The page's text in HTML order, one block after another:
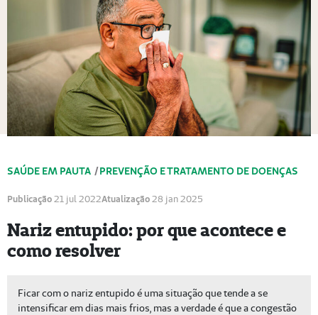
SAÚDE EM PAUTA /PREVENÇÃO E TRATAMENTO DE DOENÇAS
Publicação21 jul 2022Atualização28 jan 2025
Nariz entupido: por que acontece e
como resolver
Ficar com o nariz entupido é uma situação que tende a se
intensificar em dias mais frios, mas a verdade é que a congestão